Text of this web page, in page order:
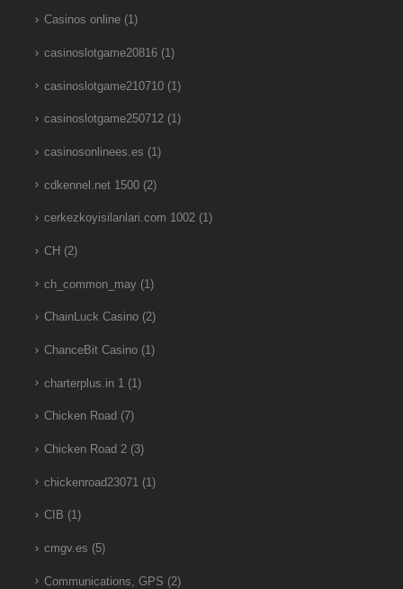
Casinos online(1)
casinoslotgame20816(1)
casinoslotgame210710(1)
casinoslotgame250712(1)
casinosonlinees.es (1)
cdkennel.net 1500(2)
cerkezkoyisilanlari.com 1002(1)
CH (2)
ch_common_may(1)
ChainLuck Casino(2)
ChanceBit Casino(1)
charterplus.in 1 (1)
Chicken Road (7)
Chicken Road 2(3)
chickenroad23071 (1)
CIB (1)
cmgv.es (5)
Communications, GPS (2)